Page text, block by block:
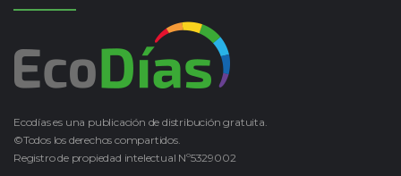
Ecodías es una publicación de distribución gratuita.
©Todos los derechos compartidos.
Registro de propiedad intelectual Nº5329002